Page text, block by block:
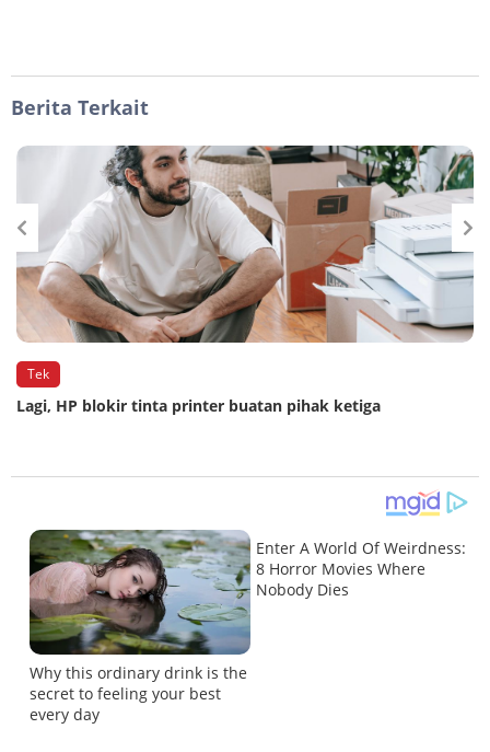
Berita Terkait
Tek
Lagi, HP blokir tinta printer buatan pihak ketiga